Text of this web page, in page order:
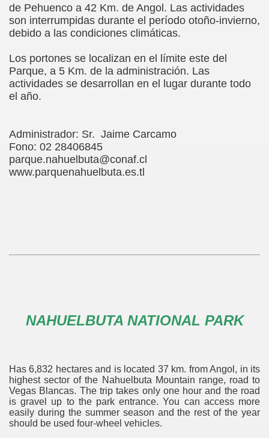
de Pehuenco a 42 Km. de Angol. Las actividades
son interrumpidas durante el período otoño-invierno,
debido a las condiciones climáticas.
Los portones se localizan en el límite este del
Parque, a 5 Km. de la administración. Las
actividades se desarrollan en el lugar durante todo
el año.
Administrador: Sr. Jaime Carcamo
Fono: 02 28406845
parque.nahuelbuta@conaf.cl
www.parquenahuelbuta.es.tl
NAHUELBUTA NATIONAL PARK
Has 6,832 hectares and is located 37 km. from Angol, in its
highest sector of the Nahuelbuta Mountain range, road to
Vegas Blancas. The trip takes only one hour and the road
is gravel up to the park entrance. You can access more
easily during the summer season and the rest of the year
should be used four-wheel vehicles.